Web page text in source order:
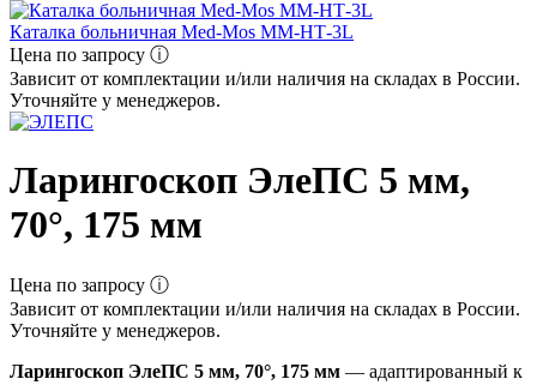
Каталка больничная Med-Mos ММ-НТ-3L
Цена по запросу ⓘ
Зависит от комплектации и/или наличия на складах в России.
Уточняйте у менеджеров.
Ларингоскоп ЭлеПС 5 мм,
70°, 175 мм
Цена по запросу ⓘ
Зависит от комплектации и/или наличия на складах в России.
Уточняйте у менеджеров.
Ларингоскоп ЭлеПС 5 мм, 70°, 175 мм — адаптированный к